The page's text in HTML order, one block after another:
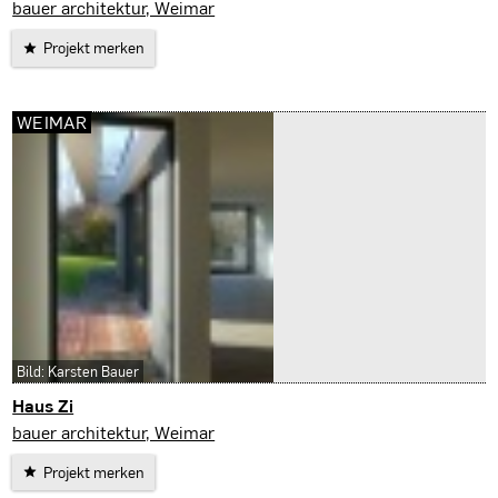
Weimar
bauer architektur, Weimar
Projekt merken
Haus Zi
Weimar
bauer architektur, Weimar
Projekt merken
WEIMAR
Bild: Karsten Bauer